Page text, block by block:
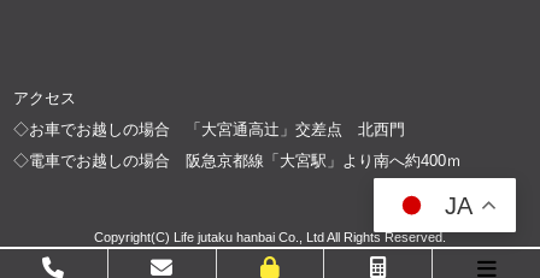
アクセス
◇お車でお越しの場合 「大宮通高辻」交差点 北西門
◇電車でお越しの場合 阪急京都線「大宮駅」より南へ約400ｍ
Copyright(C) Life jutaku hanbai Co., Ltd All Rights Reserved.
JA